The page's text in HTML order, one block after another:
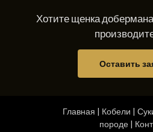
Хотите щенка
Оставить
Главная | Кобели |
породе|